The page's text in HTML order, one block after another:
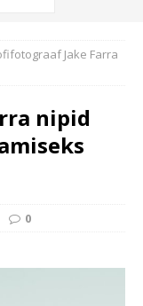
Jake Farra
nipid
0